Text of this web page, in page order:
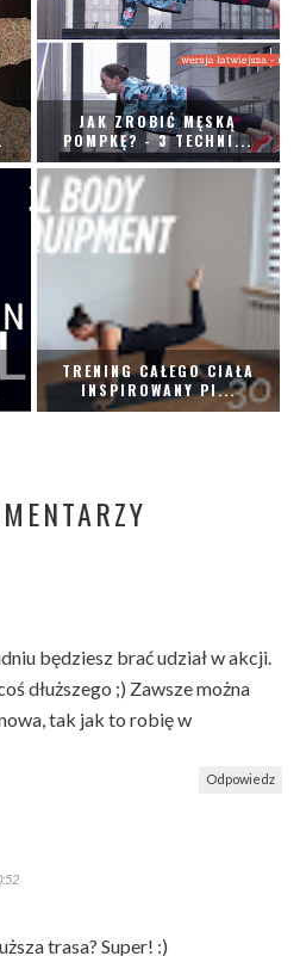
JAK ZROBIĆ MĘSKĄ
POMPKĘ? - 3 TECHNI...
TRENING CAŁEGO CIAŁA
INSPIROWANY PI...
będziesz brać udział w akcji.
dłuższego ;) Zawsze można
tak jak to robię w
Odpowiedz
trasa? Super! :)